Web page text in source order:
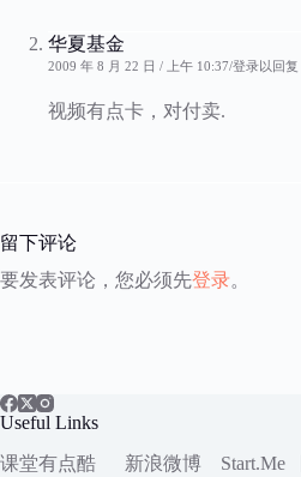
华夏基金
2009 年 8 月 22 日 / 上午 10:37 登录以回复
视频有点卡，对付卖.
留下评论
要发表评论，您必须先登录。
Useful Links
课堂有点酷
新浪微博 Start.Me